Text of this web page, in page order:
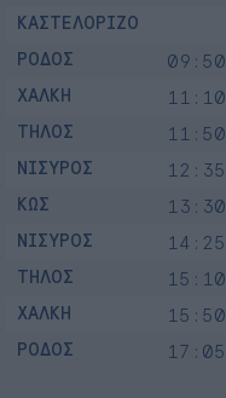
ΚΑΣΤΕΛΟΡΙΖΟ
ΡΟΔΟΣ
09:50
ΧΑΛΚΗ
11:10
ΤΗΛΟΣ
11:50
ΝΙΣΥΡΟΣ
12:35
ΚΩΣ
13:30
ΝΙΣΥΡΟΣ
14:25
ΤΗΛΟΣ
15:10
ΧΑΛΚΗ
15:50
ΡΟΔΟΣ
17:05